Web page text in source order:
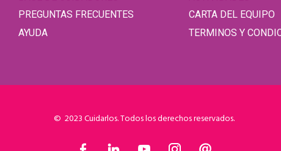
PREGUNTAS FRECUENTES
AYUDA
CARTA DEL EQUIPO
TERMINOS Y
© 2023 Cuidarlos. Todos los derechos reservados.